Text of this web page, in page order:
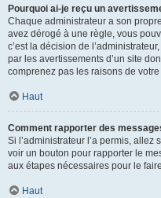
Pourquoi ai-je reçu un
Chaque administrateur a son
avez dérogé à une règle, vous
c’est la décision de
par les avertissements d’un site
comprenez pas les raisons de
Haut
Comment rapporter des
Si l’administrateur l’a permis,
voir un bouton pour rapporter le
aux étapes nécessaires pour le
Haut